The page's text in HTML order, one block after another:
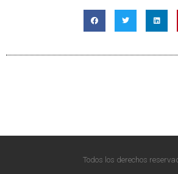
Todos los derechos